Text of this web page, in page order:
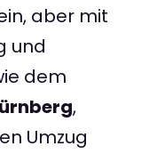
aber mit
und
dem
,
Umzug